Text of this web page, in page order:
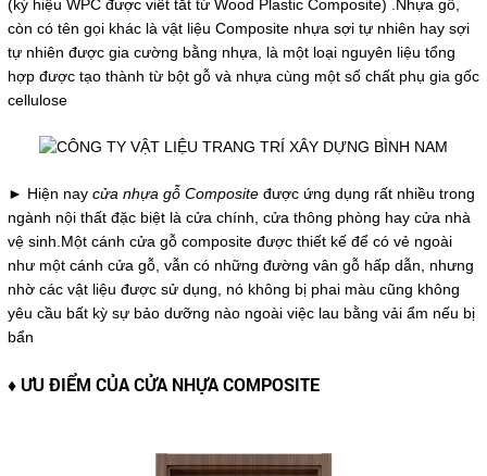
(ký hiệu WPC được viết tắt từ Wood Plastic Composite) .Nhựa gỗ,
còn có tên gọi khác là vật liệu Composite nhựa sợi tự nhiên hay sợi
tự nhiên được gia cường bằng nhựa, là một loại nguyên liệu tổng
hợp được tạo thành từ bột gỗ và nhựa cùng một số chất phụ gia gốc
cellulose
► Hiện nay cửa nhựa gỗ Compositeđược ứng dụng rất nhiều trong
ngành nội thất đặc biệt là cửa chính, cửa thông phòng hay cửa nhà
vệ sinh.Một cánh cửa gỗ composite được thiết kế để có vẻ ngoài
như một cánh cửa gỗ, vẫn có những đường vân gỗ hấp dẫn, nhưng
nhờ các vật liệu được sử dụng, nó không bị phai màu cũng không
yêu cầu bất kỳ sự bảo dưỡng nào ngoài việc lau bằng vải ẩm nếu bị
bẩn
♦ ƯU ĐIỂM CỦA CỬA NHỰA COMPOSITE